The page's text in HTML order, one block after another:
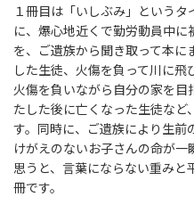
１冊目は「いしぶみ」という
に、爆心地近くで勤労動員中
を、ご遺族から聞き取って本
した生徒、火傷を負って川に
火傷を負いながら自分の家を
たした後に亡くなった生徒など
す。同時に、ご遺族により生前
けがえのないお子さんの命が
思うと、言葉にならない重みと
冊です。